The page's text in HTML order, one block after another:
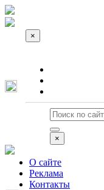
×
×
О сайте
Реклама
Контакты